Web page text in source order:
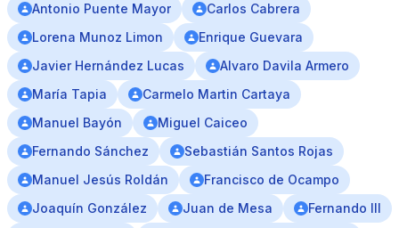
Antonio Puente Mayor
Carlos Cabrera
Lorena Munoz Limon
Enrique Guevara
Javier Hernández Lucas
Alvaro Davila Armero
María Tapia
Carmelo Martin Cartaya
Manuel Bayón
Miguel Caiceo
Fernando Sánchez
Sebastián Santos Rojas
Manuel Jesús Roldán
Francisco de Ocampo
Joaquín González
Juan de Mesa
Fernando III